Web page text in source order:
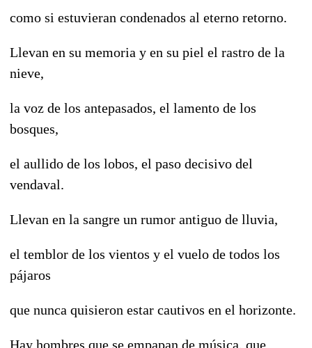
como si estuvieran condenados al eterno retorno.
Llevan en su memoria y en su piel el rastro de la
nieve,
la voz de los antepasados, el lamento de los
bosques,
el aullido de los lobos, el paso decisivo del
vendaval.
Llevan en la sangre un rumor antiguo de lluvia,
el temblor de los vientos y el vuelo de todos los
pájaros
que nunca quisieron estar cautivos en el horizonte.
Hay hombres que se empapan de música, que